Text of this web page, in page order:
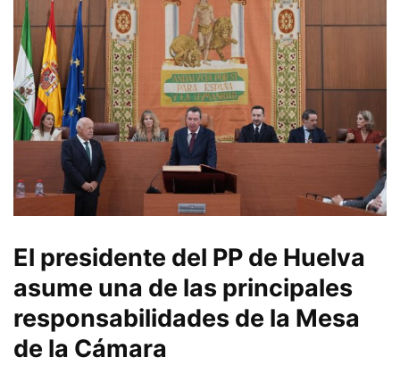
El presidente del PP de Huelva
asume una de las principales
responsabilidades de la Mesa
de la Cámara